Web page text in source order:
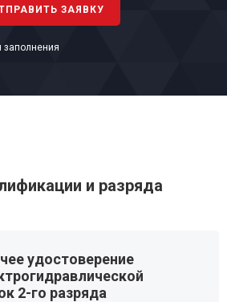
заполнения
и разряда
удостоверение
2-го разряда